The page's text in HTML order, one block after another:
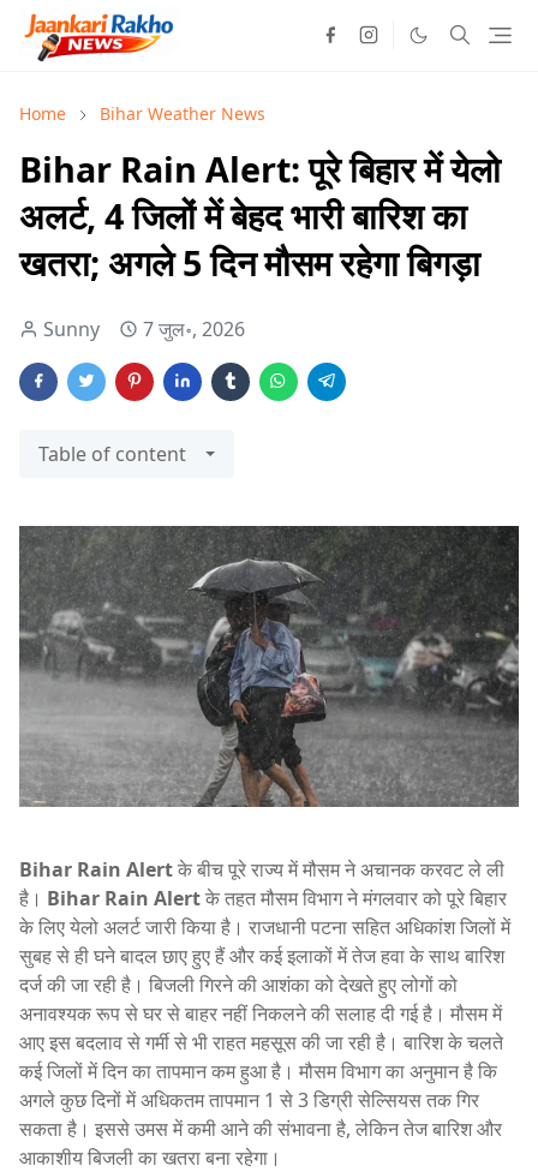
Home Bihar Weather News
Bihar Rain Alert: पूरे बिहार में येलो
अलर्ट, 4 जिलों में बेहद भारी बारिश का
खतरा; अगले 5 दिन मौसम रहेगा बिगड़ा
Sunny 7 जुल॰, 2026
Table of content
Bihar Rain Alertके बीच पूरे राज्य में मौसम ने अचानक करवट ले ली
है। Bihar Rain Alertके तहत मौसम विभाग ने मंगलवार को पूरे बिहार
के लिए येलो अलर्ट जारी किया है। राजधानी पटना सहित अधिकांश जिलों में
सुबह से ही घने बादल छाए हुए हैं और कई इलाकों में तेज हवा के साथ बारिश
दर्ज की जा रही है। बिजली गिरने की आशंका को देखते हुए लोगों को
अनावश्यक रूप से घर से बाहर नहीं निकलने की सलाह दी गई है। मौसम में
आए इस बदलाव से गर्मी से भी राहत महसूस की जा रही है। बारिश के चलते
कई जिलों में दिन का तापमान कम हुआ है। मौसम विभाग का अनुमान है कि
अगले कुछ दिनों में अधिकतम तापमान 1 से 3 डिग्री सेल्सियस तक गिर
सकता है। इससे उमस में कमी आने की संभावना है, लेकिन तेज बारिश और
आकाशीय बिजली का खतरा बना रहेगा।